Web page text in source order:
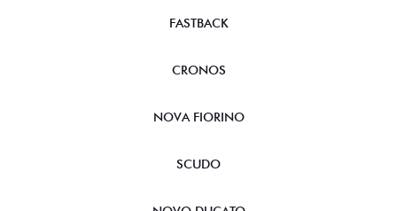
FASTBACK
CRONOS
NOVA FIORINO
SCUDO